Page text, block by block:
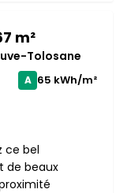
m²
Tolosane
A 65 kWh/m²
ce bel
de beaux